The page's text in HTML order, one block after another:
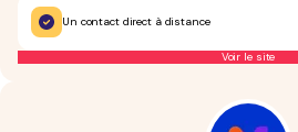
Un contact direct à distance
Voir le site